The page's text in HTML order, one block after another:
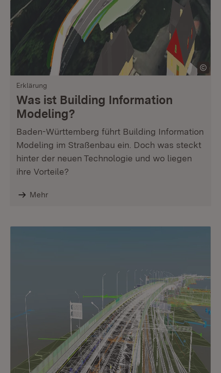
Erklärung
Was ist Building Information
Modeling?
Baden-Württemberg führt Building Information
Modeling im Straßenbau ein. Doch was steckt
hinter der neuen Technologie und wo liegen
ihre Vorteile?
Mehr